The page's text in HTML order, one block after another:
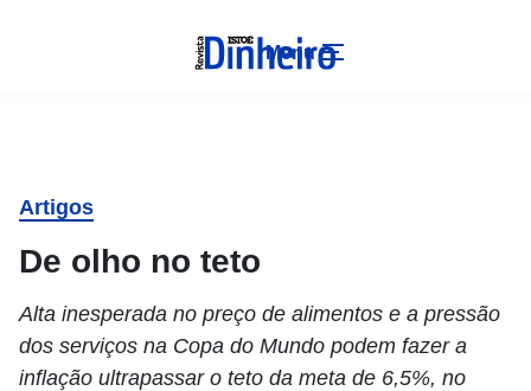
Menu
Artigos
De olho no teto
Alta inesperada no preço de alimentos e a pressão
dos serviços na Copa do Mundo podem fazer a
inflação ultrapassar o teto da meta de 6,5%, no